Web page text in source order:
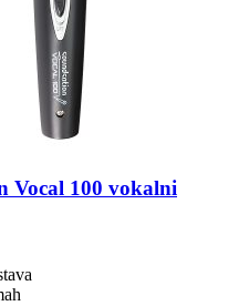
Vocal 100 vokalni